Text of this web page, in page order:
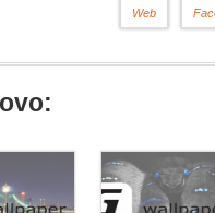
Web